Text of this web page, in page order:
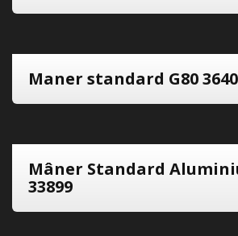
Maner standard G80
Mâner Standard
33899